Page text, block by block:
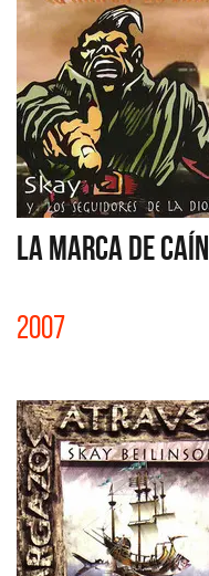
LA MARCA DE CAÍN
2007